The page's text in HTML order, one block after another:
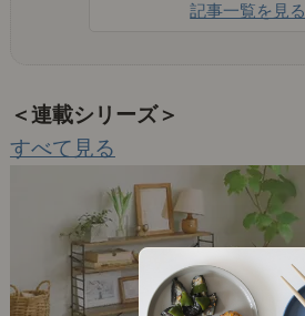
記事一覧を見る
＜連載シリーズ＞
すべて見る